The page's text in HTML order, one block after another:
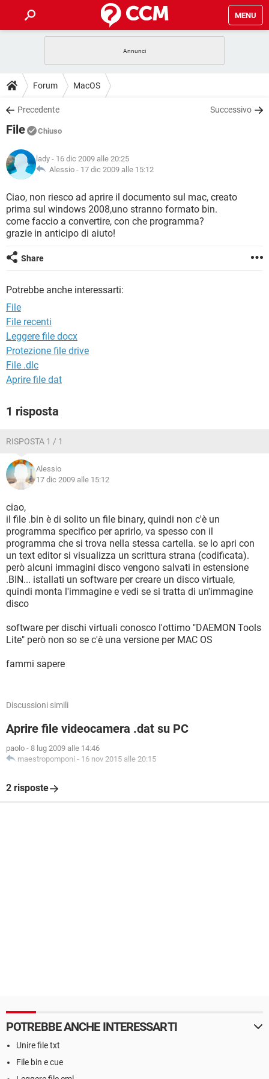
MENU
INTRATTENIMENTO
iOS
INSTAGRAM
TIKTOK
HARDWARE
GUIDE
COVID-19
INSTAGRAM
TIKTOK
HARDWARE
DOWNLOAD
COVID-19
INTRATTENIMENTO
iOS WINDOWS 10
INSTAGRAM
TIKTOK FACEBOOK
HARDWARE
FORUM
COVID-19
INTRATTENIMENTO
iOS WINDOWS 10
INSTAGRAM WHATSAPP
HARDWARE
GLOSSARIO
COVID-19
INTRATTENIMENTO ANDROID
iOS
INSTAGRAM
HARDWARE
Forum MacOS
Precedente Successivo
File Chiuso
lady - 16 dic 2009 alle 20:25
Alessio - 17 dic 2009 alle 15:12
Ciao, non riesco ad aprire il documento sul mac, creato
prima sul windows 2008,uno stranno formato bin.
come faccio a convertire, con che programma?
grazie in anticipo di aiuto!
Share
Potrebbe anche interessarti:
File
File recenti
Leggere file docx
Protezione file drive
File .dlc
Aprire file dat
1 risposta
RISPOSTA 1 / 1
Alessio
17 dic 2009 alle 15:12
ciao,
il file .bin è di solito un file binary, quindi non c'è un
programma specifico per aprirlo, va spesso con il
programma che si trova nella stessa cartella. se lo apri con
un text editor si visualizza un scrittura strana (codificata).
però alcuni immagini disco vengono salvati in estensione
.BIN... istallati un software per creare un disco virtuale,
quindi monta l'immagine e vedi se si tratta di un'immagine
disco
software per dischi virtuali conosco l'ottimo "DAEMON Tools
Lite" però non so se c'è una versione per MAC OS
fammi sapere
Discussioni simili
Aprire file videocamera .dat su PC
paolo - 8 lug 2009 alle 14:46
maestropomponi - 16 nov 2015 alle 20:15
2 risposte
POTREBBE ANCHE INTERESSARTI
Unire file txt
File bin e cue